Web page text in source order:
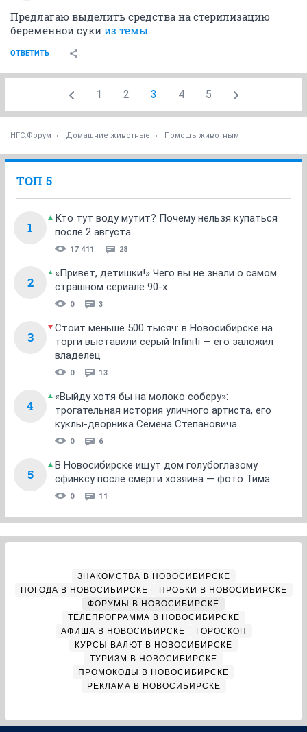
Предлагаю выделить средства на стерилизацию
беременной суки из темы.
ОТВЕТИТЬ
1 2 3 4 5
НГС.Форум Домашние животные Помощь животным
ТОП 5
1
Кто тут воду мутит? Почему нельзя купаться
после 2 августа
17 411 28
2
«Привет, детишки!» Чего вы не знали о самом
страшном сериале 90-х
0 3
3
Стоит меньше 500 тысяч: в Новосибирске на
торги выставили серый Infiniti — его заложил
владелец
0 13
4
«Выйду хотя бы на молоко соберу»:
трогательная история уличного артиста, его
куклы-дворника Семена Степановича
0 6
5
В Новосибирске ищут дом голубоглазому
сфинксу после смерти хозяина — фото Тима
0 11
ЗНАКОМСТВА В НОВОСИБИРСКЕ
ПОГОДА В НОВОСИБИРСКЕ
ПРОБКИ В НОВОСИБИРСКЕ
ФОРУМЫ В НОВОСИБИРСКЕ
ТЕЛЕПРОГРАММА В НОВОСИБИРСКЕ
АФИША В НОВОСИБИРСКЕ
ГОРОСКОП
КУРСЫ ВАЛЮТ В НОВОСИБИРСКЕ
ТУРИЗМ В НОВОСИБИРСКЕ
ПРОМОКОДЫ В НОВОСИБИРСКЕ
РЕКЛАМА В НОВОСИБИРСКЕ